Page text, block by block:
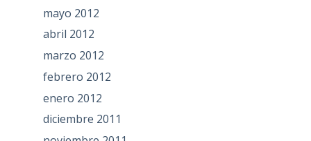
mayo 2012
abril 2012
marzo 2012
febrero 2012
enero 2012
diciembre 2011